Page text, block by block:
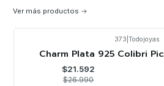
Ver más productos
373 Todojoyas
Charm Plata 925 Colibri
$21.592
$26.990